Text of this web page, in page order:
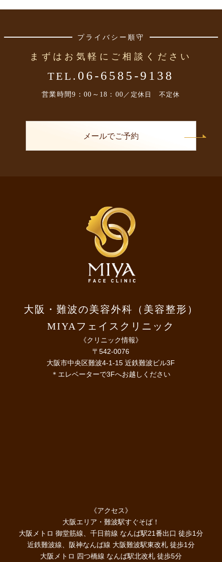
プライバシー順守
まずはお気軽にご相談ください
TEL. 06-6585-9138
営業時間9：00～18：00 ／定休日 不定休
メールでご予約
大阪・難波の美容外科（美容整形）
MIYAフェイスクリニック
《クリニック情報》
〒542-0076
大阪市中央区難波4-1-15 近鉄難波ビル3F
＊エレベーターで3Fへお越しください
《アクセス》
大阪エリア・難波駅すぐそば！
大阪メトロ 御堂筋線、千日前線 なんば駅21番出口 徒歩1分
近鉄難波線、阪神なんば線 大阪難波駅東改札 徒歩1分
大阪メトロ 四つ橋線 なんば駅北改札 徒歩5分